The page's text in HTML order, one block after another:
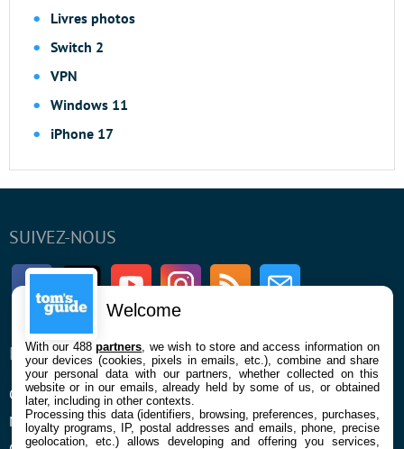
Livres photos
Switch 2
VPN
Windows 11
iPhone 17
SUIVEZ-NOUS
FacebookTwitter Youtube InstagramRSS Newsletter
ENTREPRISE
Qui sommes nous
Mentions légales et CGU
À PROPOS
La rédaction
Contact
Welcome
With our 488partners , we wish to store and access information on
your devices (cookies, pixels in emails, etc.), combine and share
your personal data with our partners, whether collected on this
website or in our emails, already held by some of us, or obtained
later, including in other contexts.
Processing this data (identifiers, browsing, preferences, purchases,
loyalty programs, IP, postal addresses and emails, phone, precise
geolocation, etc.) allows developing and offering you services,